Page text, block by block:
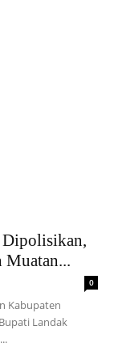
Muatan...
0
Kabupaten
Landak